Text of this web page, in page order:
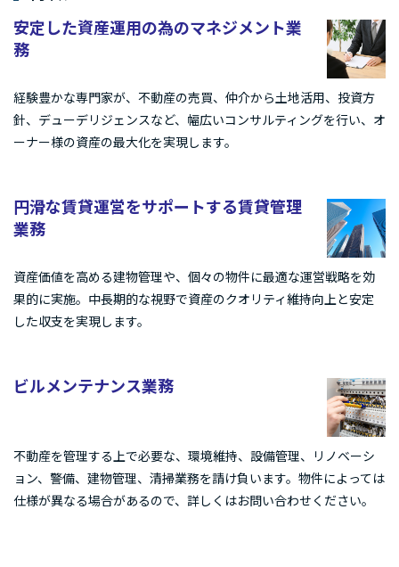
安定した資産運用の為のマネジメント業
務
経験豊かな専門家が、不動産の売買、仲介から土地活用、投資方
針、デューデリジェンスなど、幅広いコンサルティングを行い、オ
ーナー様の資産の最大化を実現します。
円滑な賃貸運営をサポートする賃貸管理
業務
資産価値を高める建物管理や、個々の物件に最適な運営戦略を効
果的に実施。中長期的な視野で資産のクオリティ維持向上と安定
した収支を実現します。
ビルメンテナンス業務
不動産を管理する上で必要な、環境維持、設備管理、リノベーシ
ョン、警備、建物管理、清掃業務を請け負います。物件によっては
仕様が異なる場合があるので、詳しくはお問い合わせください。